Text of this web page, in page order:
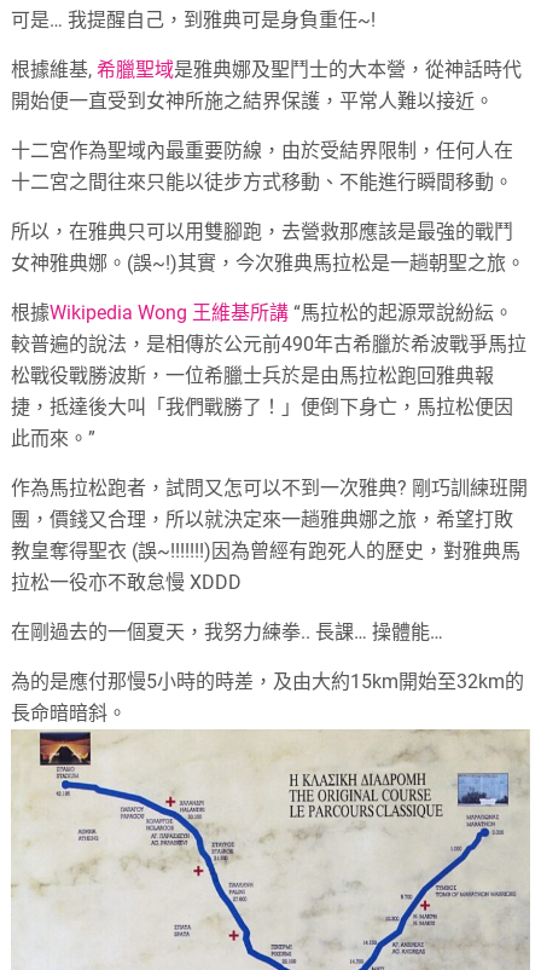
可是… 我提醒自己，到雅典可是身負重任~!
根據維基,希臘聖域是雅典娜及聖鬥士的大本營，從神話時代
開始便一直受到女神所施之結界保護，平常人難以接近。
十二宮作為聖域內最重要防線，由於受結界限制，任何人在
十二宮之間往來只能以徒步方式移動、不能進行瞬間移動。
所以，在雅典只可以用雙腳跑，去營救那應該是最強的戰鬥
女神雅典娜。(誤~!)其實，今次雅典馬拉松是一趟朝聖之旅。
根據Wikipedia Wong 王維基所講 “馬拉松的起源眾說紛紜。
較普遍的說法，是相傳於公元前490年古希臘於希波戰爭馬拉
松戰役戰勝波斯，一位希臘士兵於是由馬拉松跑回雅典報
捷，抵達後大叫「我們戰勝了！」便倒下身亡，馬拉松便因
此而來。”
作為馬拉松跑者，試問又怎可以不到一次雅典? 剛巧訓練班開
團，價錢又合理，所以就決定來一趟雅典娜之旅，希望打敗
教皇奪得聖衣 (誤~!!!!!!!)因為曾經有跑死人的歷史，對雅典馬
拉松一役亦不敢怠慢 XDDD
在剛過去的一個夏天，我努力練拳.. 長課… 操體能…
為的是應付那慢5小時的時差，及由大約15km開始至32km的
長命暗暗斜。